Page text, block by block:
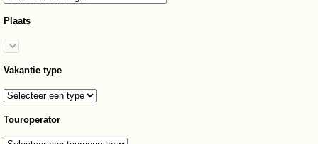
Plaats
Vakantie type
Touroperator